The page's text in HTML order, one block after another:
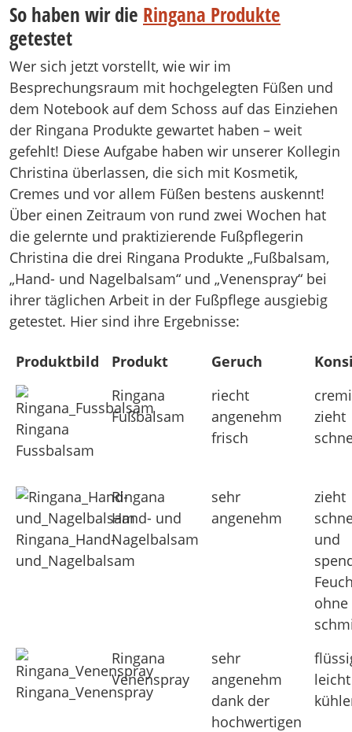
So haben wir die Ringana Produkte
getestet
Wer sich jetzt vorstellt, wie wir im
Besprechungsraum mit hochgelegten Füßen und
dem Notebook auf dem Schoss auf das Einziehen
der Ringana Produkte gewartet haben – weit
gefehlt! Diese Aufgabe haben wir unserer Kollegin
Christina überlassen, die sich mit Kosmetik,
Cremes und vor allem Füßen bestens auskennt!
Über einen Zeitraum von rund zwei Wochen hat
die gelernte und praktizierende Fußpflegerin
Christina die drei Ringana Produkte „Fußbalsam,
„Hand- und Nagelbalsam“ und „Venenspray“ bei
ihrer täglichen Arbeit in der Fußpflege ausgiebig
getestet. Hier sind ihre Ergebnisse:
Produktbild Produkt Geruch
Ringana
Fussbalsam
Ringana
Fußbalsam
riecht
angenehm
frisch
zieht
Ringana_Hand-
und_Nagelbalsam
Ringana
Hand- und
Nagelbalsam
sehr
angenehm
zieht
und
ohne
Ringana_Venenspray
Ringana
Venenspray
sehr
angenehm
dank der
hochwertigen
leicht